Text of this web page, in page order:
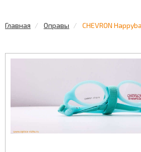
Главная Оправы CHEVRON